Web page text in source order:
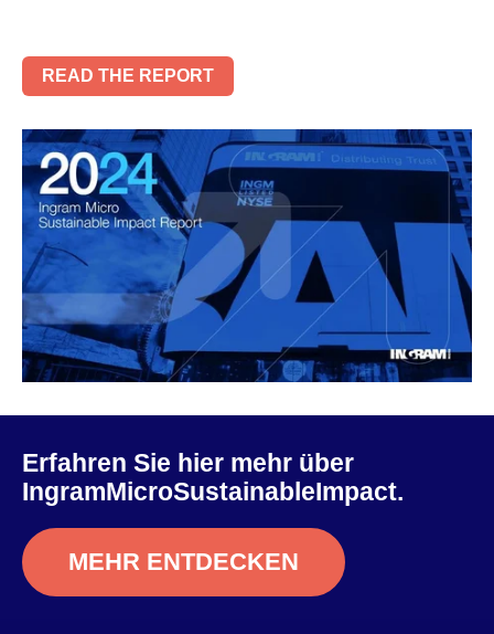
READ THE REPORT
Erfahren Sie hier mehr über
IngramMicroSustainableImpact.
MEHR ENTDECKEN